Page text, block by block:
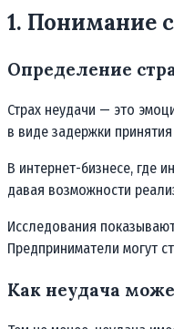
1. Понимание
Определение
Страх неудачи — это
в виде задержки
В интернет-бизнесе, где
давая возможности
Исследования
Предприниматели могут
Как неудача